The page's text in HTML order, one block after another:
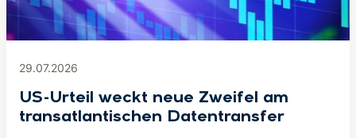
29.07.2026
US-Urteil weckt neue Zweifel am
transatlantischen Datentransfer